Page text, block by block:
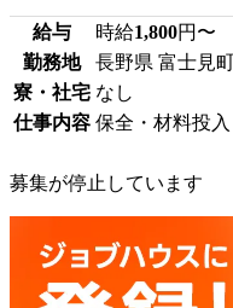
給与 時給1,800円〜
勤務地
長野県 富士見
寮・社宅 なし
仕事内容 保全・材料投
募集が停止しています